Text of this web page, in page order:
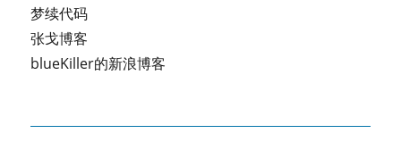
梦续代码
张戈博客
blueKiller的新浪博客